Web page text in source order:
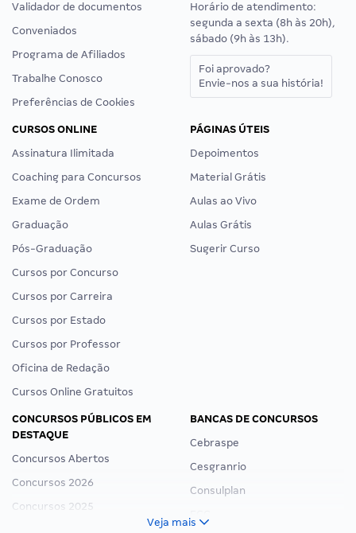
Validador de documentos
Conveniados
Programa de Afiliados
Trabalhe Conosco
Preferências de Cookies
Horário de atendimento:
segunda a sexta (8h às 20h),
sábado (9h às 13h).
Foi aprovado?
Envie-nos a sua história!
CURSOS ONLINE
Assinatura Ilimitada
Coaching para Concursos
Exame de Ordem
Graduação
Pós-Graduação
Cursos por Concurso
Cursos por Carreira
Cursos por Estado
Cursos por Professor
Oficina de Redação
Cursos Online Gratuitos
PÁGINAS ÚTEIS
Depoimentos
Material Grátis
Aulas ao Vivo
Aulas Grátis
Sugerir Curso
CONCURSOS PÚBLICOS EM
DESTAQUE
Concursos Abertos
Concursos 2026
Concursos 2025
BANCAS DE CONCURSOS
Cebraspe
Cesgranrio
Consulplan
Veja mais